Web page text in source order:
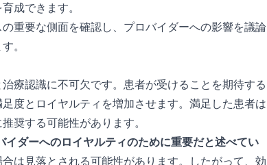
成できます。
重要な側面を確認し、プロバイダーへの影響を議論
。
療認識に不可欠です。患者が受けることを期待する
度とロイヤルティを増加させます。満足した患者は
奨する可能性があります。
ダーへのロイヤルティのために重要だと述べてい
は見落とされる可能性があります。したがって、効